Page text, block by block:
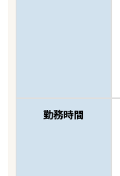
勤務時間